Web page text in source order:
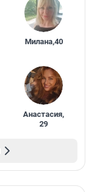
Милана,40
Анастасия,
29